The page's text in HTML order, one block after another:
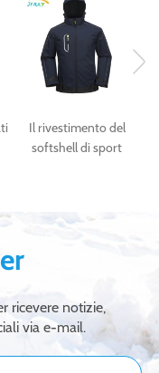
Il rivestimento del
softshell di sport
modo
ricevere notizie,
via e-mail.